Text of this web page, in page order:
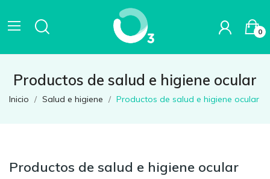
0
Productos de salud e higiene ocular
Inicio Salud e higiene Productos de salud e higiene ocular
Productos de salud e higiene ocular